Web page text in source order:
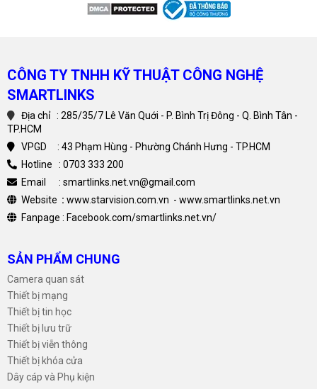
CÔNG TY TNHH KỸ THUẬT CÔNG NGHỆ
SMARTLINKS
Địa chỉ : 285/35/7 Lê Văn Quới - P. Bình Trị Đông - Q. Bình Tân -
TP.HCM
VPGD : 43 Phạm Hùng - Phường Chánh Hưng - TP.HCM
Hotline : 0703 333 200
Email : smartlinks.net.vn@gmail.com
Website : www.starvision.com.vn - www.smartlinks.net.vn
Fanpage : Facebook.com/smartlinks.net.vn/
SẢN PHẨM CHUNG
Camera quan sát
Thiết bị mạng
Thiết bị tin học
Thiết bị lưu trữ
Thiết bị viễn thông
Thiết bị khóa cửa
Dây cáp và Phụ kiện